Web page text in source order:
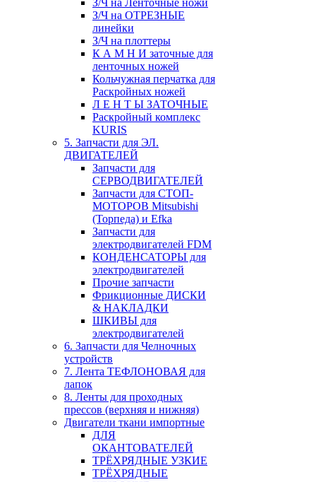
З/Ч на Ленточные ножи
З/Ч на ОТРЕЗНЫЕ
линейки
З/Ч на плоттеры
К А М Н И заточные для
ленточных ножей
Кольчужная перчатка для
Раскройных ножей
Л Е Н Т Ы ЗАТОЧНЫЕ
Раскройный комплекс
KURIS
5. Запчасти для ЭЛ.
ДВИГАТЕЛЕЙ
Запчасти для
СЕРВОДВИГАТЕЛЕЙ
Запчасти для СТОП-
МОТОРОВ Mitsubishi
(Торпеда) и Efka
Запчасти для
электродвигателей FDM
КОНДЕНСАТОРЫ для
электродвигателей
Прочие запчасти
Фрикционные ДИСКИ
& НАКЛАДКИ
ШКИВЫ для
электродвигателей
6. Запчасти для Челночных
устройств
7. Лента ТЕФЛОНОВАЯ для
лапок
8. Ленты для проходных
прессов (верхняя и нижняя)
Двигатели ткани импортные
ДЛЯ
ОКАНТОВАТЕЛЕЙ
ТРЁХРЯДНЫЕ УЗКИЕ
ТРЁХРЯДНЫЕ